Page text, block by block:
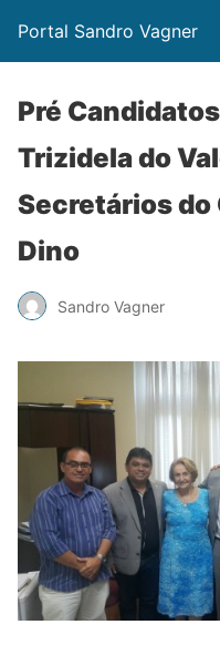
Portal Sandro Vagner
Pré
Trizidela do
Secretários do
Dino
Sandro Vagner